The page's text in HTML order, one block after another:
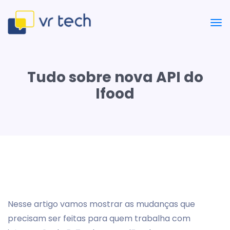
Tudo sobre nova API do
Ifood
Nesse artigo vamos mostrar as mudanças que
precisam ser feitas para quem trabalha com